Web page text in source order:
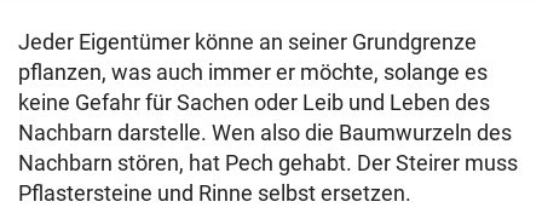
Jeder Eigentümer könne an seiner Grundgrenze
pflanzen, was auch immer er möchte, solange es
keine Gefahr für Sachen oder Leib und Leben des
Nachbarn darstelle. Wen also die Baumwurzeln des
Nachbarn stören, hat Pech gehabt. Der Steirer muss
Pflastersteine und Rinne selbst ersetzen.